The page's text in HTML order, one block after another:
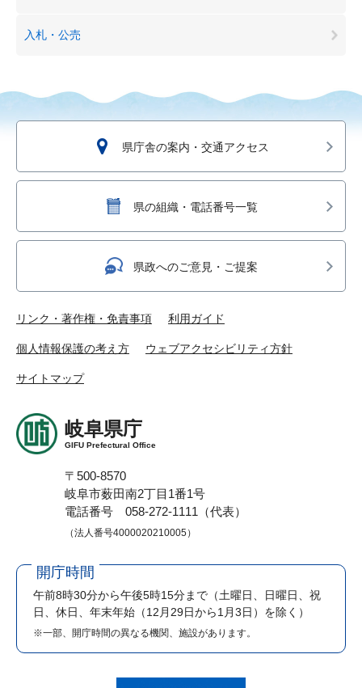
入札・公売
県庁舎の案内・交通アクセス
県の組織・電話番号一覧
県政へのご意見・ご提案
リンク・著作権・免責事項 利用ガイド
個人情報保護の考え方 ウェブアクセシビリティ方針
サイトマップ
岐阜県庁
GIFU Prefectural Office
〒500-8570
岐阜市薮田南2丁目1番1号
電話番号 058-272-1111（代表）
（法人番号4000020210005）
開庁時間
午前8時30分から午後5時15分まで （土曜日、日曜日、祝
日、休日、年末年始（12月29日から1月3日）を除く）
※一部、開庁時間の異なる機関、施設があります。